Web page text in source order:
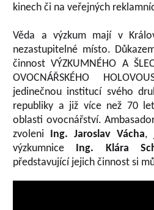
kinech či na veřejných
Věda a výzkum mají v
nezastupitelné místo.
činnost VÝZKUMNÉHO A
OVOCNÁŘSKÉHO
jedinečnou institucí svého
republiky a již více než 70
oblasti ovocnářství.
zvoleni Ing. Jaroslav Vácha,
výzkumnice Ing. Klára
představující jejich činnost si